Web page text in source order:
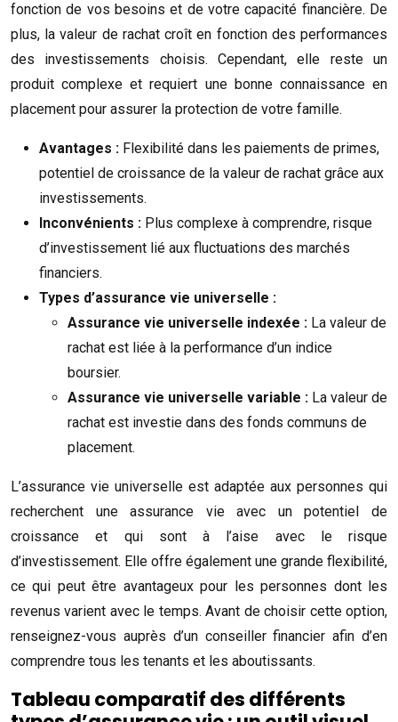
fonction de vos besoins et de votre capacité financière. De
plus, la valeur de rachat croît en fonction des performances
des investissements choisis. Cependant, elle reste un
produit complexe et requiert une bonne connaissance en
placement pour assurer la protection de votre famille.
Avantages : Flexibilité dans les paiements de primes,
potentiel de croissance de la valeur de rachat grâce aux
investissements.
Inconvénients : Plus complexe à comprendre, risque
d’investissement lié aux fluctuations des marchés
financiers.
Types d’assurance vie universelle :
Assurance vie universelle indexée : La valeur de
rachat est liée à la performance d’un indice
boursier.
Assurance vie universelle variable : La valeur de
rachat est investie dans des fonds communs de
placement.
L’assurance vie universelle est adaptée aux personnes qui
recherchent une assurance vie avec un potentiel de
croissance et qui sont à l’aise avec le risque
d’investissement. Elle offre également une grande flexibilité,
ce qui peut être avantageux pour les personnes dont les
revenus varient avec le temps. Avant de choisir cette option,
renseignez-vous auprès d’un conseiller financier afin d’en
comprendre tous les tenants et les aboutissants.
Tableau comparatif des différents